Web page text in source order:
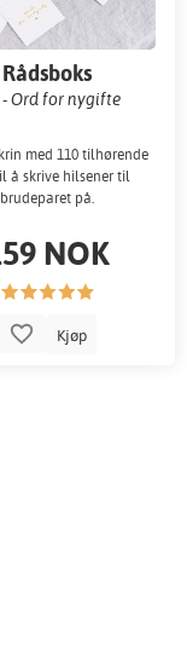
Rådsboks
Ord for nygifte
med 110 tilhørende
å skrive hilsener til
brudeparet på.
NOK
Kjøp